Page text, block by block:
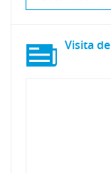
Visita de